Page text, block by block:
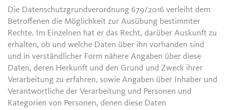
Die Datenschutzgrundverordnung 679/2016 verleiht dem
Betroffenen die Möglichkeit zur Ausübung bestimmter
Rechte. Im Einzelnen hat er das Recht, darüber Auskunft zu
erhalten, ob und welche Daten über ihn vorhanden sind
und in verständlicher Form nähere Angaben über diese
Daten, deren Herkunft und den Grund und Zweck ihrer
Verarbeitung zu erfahren, sowie Angaben über Inhaber und
Verantwortliche der Verarbeitung und Personen und
Kategorien von Personen, denen diese Daten